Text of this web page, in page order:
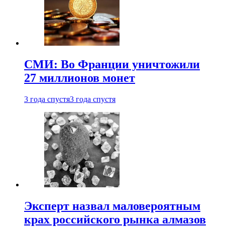
СМИ: Во Франции уничтожили
27 миллионов монет
3 года спустя3 года спустя
Эксперт назвал маловероятным
крах российского рынка алмазов